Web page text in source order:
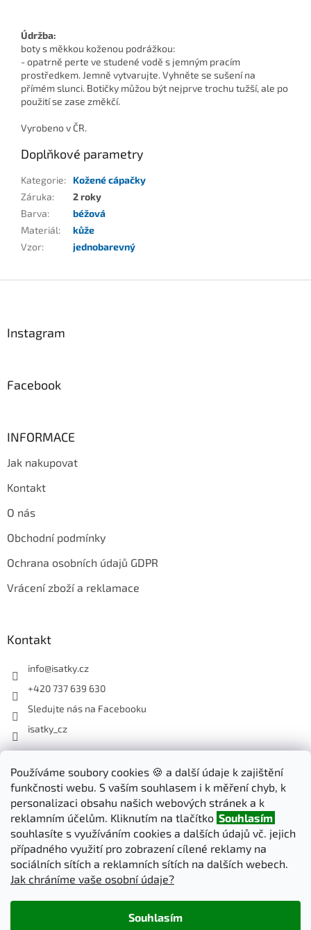
Používáme soubory cookies 🍪 a další údaje k zajištění
funkčnosti webu. S vaším souhlasem i k měření chyb, k
personalizaci obsahu našich webových stránek a k
reklamním účelům. Kliknutím na tlačítko Souhlasím
souhlasíte s využíváním cookies a dalších údajů vč. jejich
případného využití pro zobrazení cílené reklamy na
sociálních sítích a reklamních sítích na dalších webech.
Jak chráníme vaše osobní údaje?
Souhlasím
Údržba:
boty s měkkou koženou podrážkou:
- opatrně perte ve studené vodě s jemným pracím
prostředkem. Jemně vytvarujte. Vyhněte se sušení na
přímém slunci. Botičky můžou být nejprve trochu tužší, ale po
použití se zase změkčí.
Vyrobeno v ČR.
Doplňkové parametry
Kategorie:
Kožené cápačky
Záruka:
2 roky
Barva:
béžová
Materiál:
kůže
Vzor: jednobarevný
Instagram
Facebook
INFORMACE
Jak nakupovat
Kontakt
O nás
Obchodní podmínky
Ochrana osobních údajů GDPR
Vrácení zboží a reklamace
Kontakt
info@isatky.cz
+420 737 639 630
Sledujte nás na Facebooku
isatky_cz
Odebírat newsletter
Vložte svůj e-mail a my vám budeme zasílat informace o nových
produktech na našem e-shopu.
E-mail
PŘIHLÁSIT SE